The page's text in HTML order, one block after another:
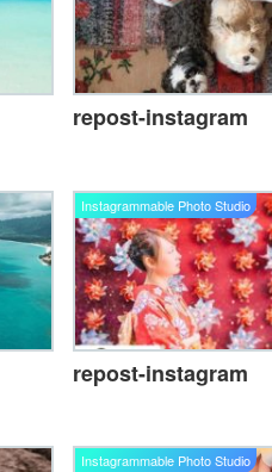
repost-instagram
Instagrammable Photo Studio
repost-instagram
Instagrammable Photo Studio